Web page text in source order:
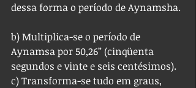
dessa forma o período de Aynamsha.
b) Multiplica-se o período de
Aynamsa por 50,26” (cinqüenta
segundos e vinte e seis centésimos).
c) Transforma-se tudo em graus,